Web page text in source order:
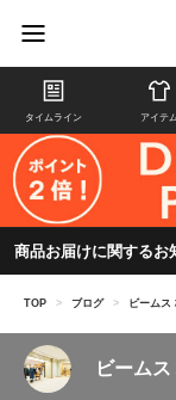
タイムライン アイテ
商品お届けに関するお
TOP > ブログ > ビームス
ビーム